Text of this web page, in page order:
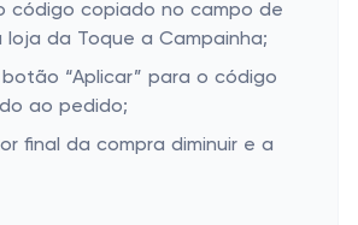
código copiado no campo de
loja da Toque a Campainha;
“Aplicar” para o código
ao pedido;
final da compra diminuir e a